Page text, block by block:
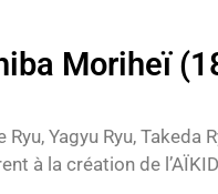
Moriheï
Yagyu Ryu, Takeda
à la création de